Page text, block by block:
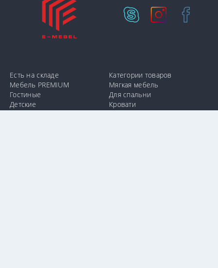
Есть на складе
Категории товаров
Мебель PREMIUM
Мягкая мебель
Гостиные
Для спальни
Детские
Кровати